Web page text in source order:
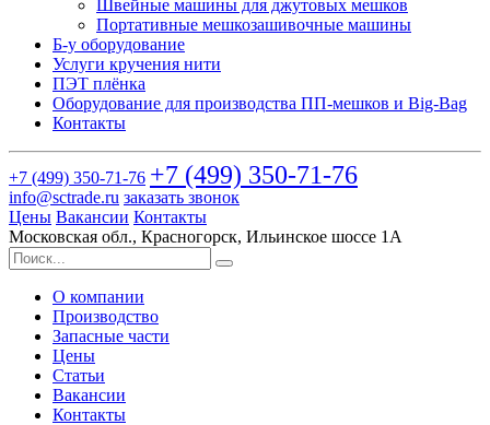
Швейные машины для джутовых мешков
Портативные мешкозашивочные машины
Б-у оборудование
Услуги кручения нити
ПЭТ плёнка
Оборудование для производства ПП-мешков и Big-Bag
Контакты
+7 (499) 350-71-76 +7 (499) 350-71-76
info@sctrade.ru заказать звонок
Цены Вакансии Контакты
Московская обл., Красногорск, Ильинское шоссе 1А
О компании
Производство
Запасные части
Цены
Статьи
Вакансии
Контакты